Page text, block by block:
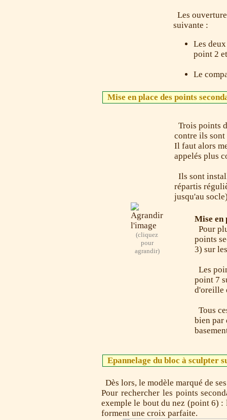
Les
suivante :
Les
point 2
Le
Mise en place des points
(cliquez
pour
agrandir)
Trois points
contre ils sont
Il faut alors
appelés plus
Ils sont
répartis
jusqu'au
Mise en
Pour
points
3) sur
Les
point 7
d'oreille
Tous
bien par
Epannelage du bloc à sculpter
Dès lors, le modèle marqué de
Pour rechercher les points
exemple le bout du nez (point 6) :
forment une croix parfaite.